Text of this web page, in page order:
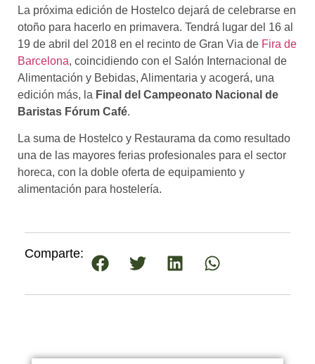
La próxima edición de Hostelco dejará de celebrarse en
otoño para hacerlo en primavera. Tendrá lugar del 16 al
19 de abril del 2018 en el recinto de Gran Via de Fira de
Barcelona, coincidiendo con el Salón Internacional de
Alimentación y Bebidas, Alimentaria y acogerá, una
edición más, la Final del Campeonato Nacional de
Baristas Fórum Café.
La suma de Hostelco y Restaurama da como resultado
una de las mayores ferias profesionales para el sector
horeca, con la doble oferta de equipamiento y
alimentación para hostelería.
Comparte: